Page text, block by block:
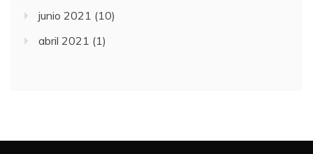
junio 2021 (10)
abril 2021 (1)